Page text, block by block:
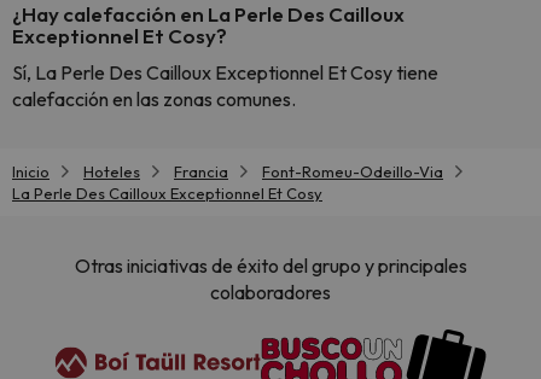
¿Hay calefacción en La Perle Des Cailloux
Exceptionnel Et Cosy?
Sí, La Perle Des Cailloux Exceptionnel Et Cosy tiene
calefacción en las zonas comunes.
Inicio Hoteles Francia
Font-Romeu-Odeillo-Via
La Perle Des Cailloux Exceptionnel Et Cosy
Otras iniciativas de éxito del grupo y principales
colaboradores